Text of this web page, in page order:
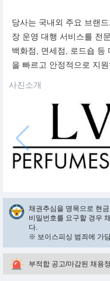
당사는 국내외 주요 브랜
장 운영 대행 서비스를 전
백화점, 면세점, 로드숍 등
을 빠르고 안정적으로 지
사진소개
채권추심을 명목으로 현
비밀번호를 요구할 경우
다.
※ 보이스피싱 범죄에 가
부적합 공고/마감된 채용